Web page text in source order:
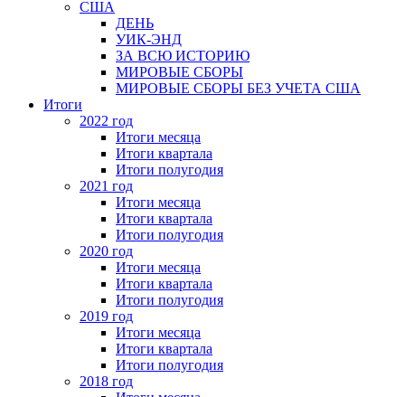
США
ДЕНЬ
УИК-ЭНД
ЗА ВСЮ ИСТОРИЮ
МИРОВЫЕ СБОРЫ
МИРОВЫЕ СБОРЫ БЕЗ УЧЕТА США
Итоги
2022 год
Итоги месяца
Итоги квартала
Итоги полугодия
2021 год
Итоги месяца
Итоги квартала
Итоги полугодия
2020 год
Итоги месяца
Итоги квартала
Итоги полугодия
2019 год
Итоги месяца
Итоги квартала
Итоги полугодия
2018 год